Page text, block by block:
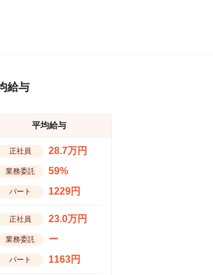
給与
平均給与
正社員 28.7万円
業務委託 59%
パート 1229円
正社員 23.0万円
業務委託 ー
パート 1163円